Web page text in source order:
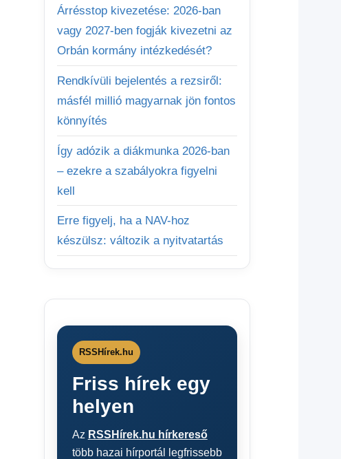
Árrésstop kivezetése: 2026-ban
vagy 2027-ben fogják kivezetni az
Orbán kormány intézkedését?
Rendkívüli bejelentés a rezsiről:
másfél millió magyarnak jön fontos
könnyítés
Így adózik a diákmunka 2026-ban
– ezekre a szabályokra figyelni
kell
Erre figyelj, ha a NAV-hoz
készülsz: változik a nyitvatartás
RSSHírek.hu
Friss hírek egy
helyen
Az RSSHírek.hu hírkereső
több hazai hírportál legfrissebb